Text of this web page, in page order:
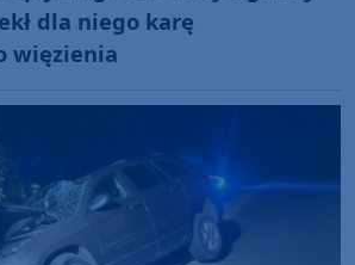
dla niego karę
więzienia